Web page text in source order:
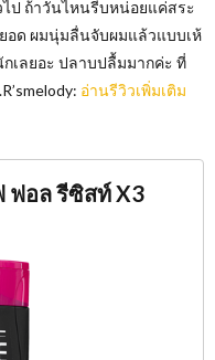
ป ถ้าวันไหนรีบหน่อยแค่สระ
อด ผมนุ่มลื่นจับผมแล้วแบบเห้
เลยอะ ปลาบปลื้มมากค่ะ ที่
อ่านรีวิวเพิ่มเติม
ฟอล รีซิสท์ X3